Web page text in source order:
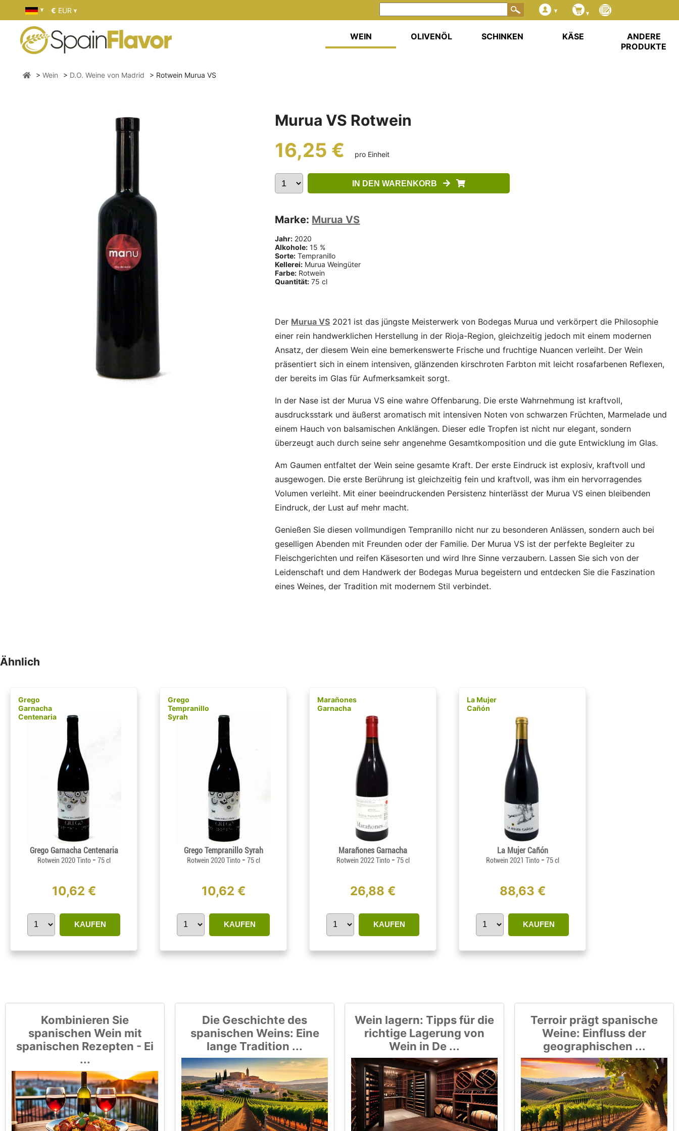
Murua VS Rotwein
16,25 € pro Einheit
IN DEN WARENKORB
Marke: Murua VS
Jahr: 2020
Alkohole: 15 %
Sorte: Tempranillo
Kellerei: Murua Weingüter
Farbe: Rotwein
Quantität: 75 cl
Der Murua VS 2021 ist das jüngste Meisterwerk von Bodegas Murua und verkörpert die Philosophie
einer rein handwerklichen Herstellung in der Rioja-Region, gleichzeitig jedoch mit einem modernen
Ansatz, der diesem Wein eine bemerkenswerte Frische und fruchtige Nuancen verleiht. Der Wein
präsentiert sich in einem intensiven, glänzenden kirschroten Farbton mit leicht rosafarbenen Reflexen,
der bereits im Glas für Aufmerksamkeit sorgt.
In der Nase ist der Murua VS eine wahre Offenbarung. Die erste Wahrnehmung ist kraftvoll,
ausdrucksstark und äußerst aromatisch mit intensiven Noten von schwarzen Früchten, Marmelade und
einem Hauch von balsamischen Anklängen. Dieser edle Tropfen ist nicht nur elegant, sondern
überzeugt auch durch seine sehr angenehme Gesamtkomposition und die gute Entwicklung im Glas.
Am Gaumen entfaltet der Wein seine gesamte Kraft. Der erste Eindruck ist explosiv, kraftvoll und
ausgewogen. Die erste Berührung ist gleichzeitig fein und kraftvoll, was ihm ein hervorragendes
Volumen verleiht. Mit einer beeindruckenden Persistenz hinterlässt der Murua VS einen bleibenden
Eindruck, der Lust auf mehr macht.
Genießen Sie diesen vollmundigen Tempranillo nicht nur zu besonderen Anlässen, sondern auch bei
geselligen Abenden mit Freunden oder der Familie. Der Murua VS ist der perfekte Begleiter zu
Fleischgerichten und reifen Käsesorten und wird Ihre Sinne verzaubern. Lassen Sie sich von der
Leidenschaft und dem Handwerk der Bodegas Murua begeistern und entdecken Sie die Faszination
eines Weines, der Tradition mit modernem Stil verbindet.
Ähnlich
Grego
Garnacha
Centenaria
Grego Garnacha Centenaria
Rotwein 2020 Tinto - 75 cl
10,62 €
KAUFEN
Grego
Tempranillo
Syrah
Grego Tempranillo Syrah
Rotwein 2020 Tinto - 75 cl
10,62 €
KAUFEN
Marañones
Garnacha
Marañones Garnacha
Rotwein 2022 Tinto - 75 cl
26,88 €
KAUFEN
La Mujer
Cañón
La Mujer Cañón
Rotwein 2021 Tinto - 75 cl
88,63 €
KAUFEN
Kombinieren Sie
spanischen Wein mit
spanischen Rezepten - Ei
...
Die Geschichte des
spanischen Weins: Eine
lange Tradition ...
Wein lagern: Tipps für die
richtige Lagerung von
Wein in De ...
Terroir prägt spanische
Weine: Einfluss der
geographischen ...
€ EUR
WEIN OLIVENÖL SCHINKEN KÄSE
ANDERE
PRODUKTE
Wein D.O. Weine von Madrid Rotwein Murua VS